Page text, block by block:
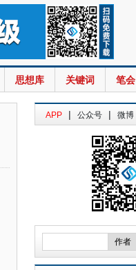
思想库 关键词 笔会
APP | 公众号 | 微博